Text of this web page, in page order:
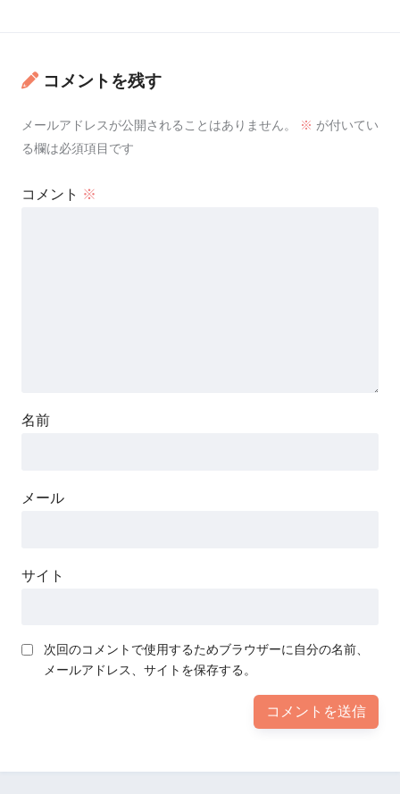
コメントを残す
メールアドレスが公開されることはありません。 ※ が付いてい
る欄は必須項目です
コメント ※
名前
メール
サイト
次回のコメントで使用するためブラウザーに自分の名前、
メールアドレス、サイトを保存する。